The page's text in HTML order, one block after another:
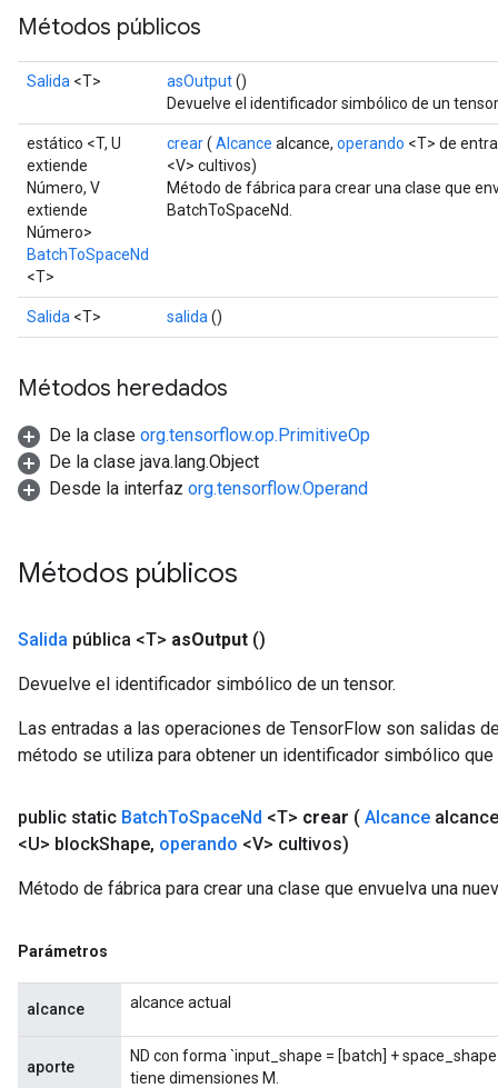
Métodos públicos
Salida <T> asOutput()
Devuelve el identificador simbólico de un
estático <T, U
extiende
Número, V
extiende
Número>
BatchToSpaceNd
<T>
crear( Alcance alcance, operando <T> de
<V> cultivos)
Método de fábrica para crear una clase que
BatchToSpaceNd.
Salida <T> salida ()
Métodos heredados
De la clase org.tensorflow.op.PrimitiveOp
De la clase java.lang.Object
Desde la interfaz org.tensorflow.Operand
Métodos públicos
Salida pública <T> asOutput ()
Devuelve el identificador simbólico de un tensor.
Las entradas a las operaciones de TensorFlow son salidas
método se utiliza para obtener un identificador simbólico
public static BatchToSpaceNd <T> crear ( Alcance alcance
<U> blockShape, operando <V> cultivos)
Método de fábrica para crear una clase que envuelva una
Parámetros
alcance alcance actual
aporte
ND con forma `input_shape = [batch] +
tiene dimensiones M.